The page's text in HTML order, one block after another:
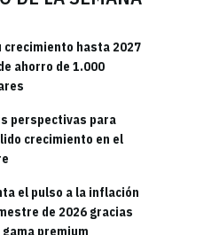
crecimiento hasta 2027
ahorro de 1.000
perspectivas para
crecimiento en el
el pulso a la inflación
de 2026 gracias
premium